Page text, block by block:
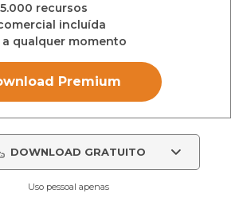
recursos
incluída
a qualquer momento
Premium
DOWNLOAD GRATUITO
Uso pessoal apenas